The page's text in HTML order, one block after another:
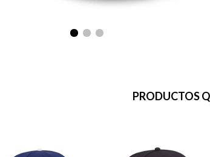
PRODUCTOS